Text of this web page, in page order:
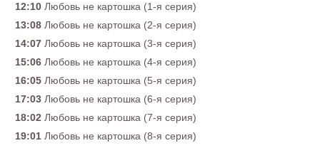
12:10 Любовь не картошка (1-я серия)
13:08 Любовь не картошка (2-я серия)
14:07 Любовь не картошка (3-я серия)
15:06 Любовь не картошка (4-я серия)
16:05 Любовь не картошка (5-я серия)
17:03 Любовь не картошка (6-я серия)
18:02 Любовь не картошка (7-я серия)
19:01 Любовь не картошка (8-я серия)